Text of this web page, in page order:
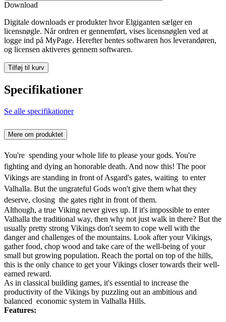
Download
Digitale downloads er produkter hvor Elgiganten sælger en
licensnøgle. Når ordren er gennemført, vises licensnøglen ved at
logge ind på MyPage. Herefter hentes softwaren hos leverandøren,
og licensen aktiveres gennem softwaren.
Tilføj til kurv
Specifikationer
Se alle specifikationer
Mere om produktet
You're spending your whole life to please your gods. You're
fighting and dying an honorable death. And now this! The poor
Vikings are standing in front of Asgard's gates, waiting to enter
Valhalla. But the ungrateful Gods won't give them what they
deserve, closing the gates right in front of them.
Although, a true Viking never gives up. If it's impossible to enter
Valhalla the traditional way, then why not just walk in there? But the
usually pretty strong Vikings don't seem to cope well with the
danger and challenges of the mountains. Look after your Vikings,
gather food, chop wood and take care of the well-being of your
small but growing population. Reach the portal on top of the hills,
this is the only chance to get your Vikings closer towards their well-
earned reward.
As in classical building games, it's essential to increase the
productivity of the Vikings by puzzling out an ambitious and
balanced economic system in Valhalla Hills.
Features: